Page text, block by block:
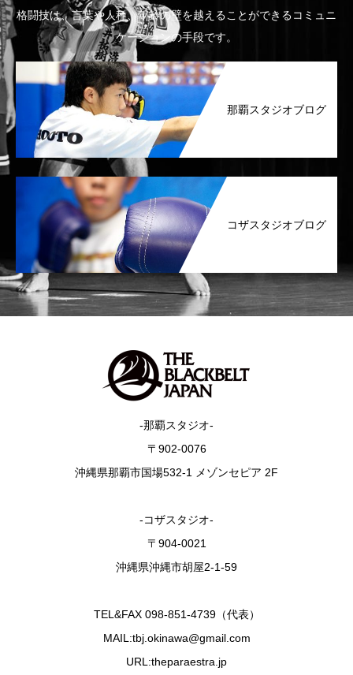
格闘技は、言葉や人種、年齢の壁を越えることができるコミュニ
ケーションの手段です。
那覇スタジオブログ
コザスタジオブログ
-那覇スタジオ-
〒902-0076
沖縄県那覇市国場532-1 メゾンセピア 2F
-コザスタジオ-
〒904-0021
沖縄県沖縄市胡屋2-1-59
TEL&FAX 098-851-4739（代表）
MAIL:tbj.okinawa@gmail.com
URL:theparaestra.jp